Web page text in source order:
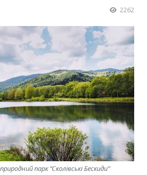
2262
парк “Сколівські Бескиди”